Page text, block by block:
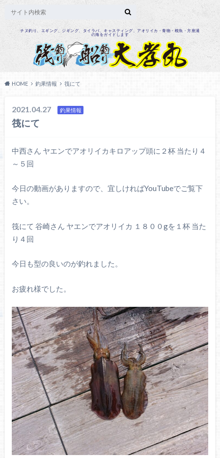
チヌ釣り、エギング、ジギング、タイラバ、キャスティング、アオリイカ・青物・根魚・方座浦
の海をガイドします
HOME 釣果情報 筏にて
2021.04.27 釣果情報
筏にて
中西さん ヤエンでアオリイカキロアップ頭に２杯 当たり４
～５回
今日の動画がありますので、宜しければYouTubeでご覧下
さい。
筏にて 谷崎さん ヤエンでアオリイカ １８００gを１杯 当た
り４回
今日も型の良いのが釣れました。
お疲れ様でした。